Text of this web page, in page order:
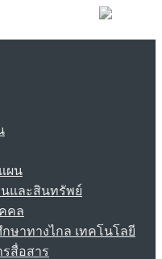
ผน
นและสินทรัพย์
คล
ษาทางไกล เทคโนโลยี
สื่อสาร